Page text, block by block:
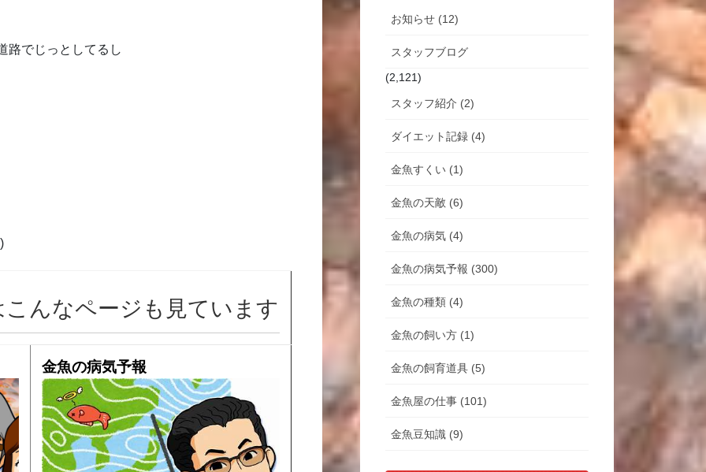
路でじっとしてるし
んなページも見ています
金魚の病気予報
お知らせ (12)
スタッフブログ
(2,121)
スタッフ紹介 (2)
ダイエット記録 (4)
金魚すくい (1)
金魚の天敵 (6)
金魚の病気 (4)
金魚の病気予報 (300)
金魚の種類 (4)
金魚の飼い方 (1)
金魚の飼育道具 (5)
金魚屋の仕事 (101)
金魚豆知識 (9)